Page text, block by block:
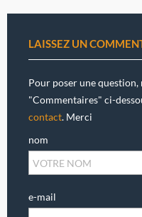
LAISSEZ UN
Pour poser une question,
"Commentaires" ci-
contact. Merci
nom
e-mail